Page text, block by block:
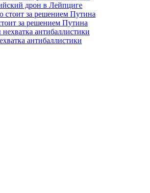
дрон в Лейпциге
за решением Путина
антибаллистики